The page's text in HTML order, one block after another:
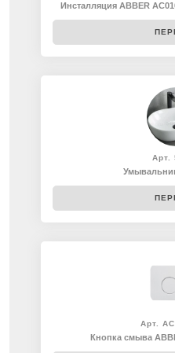
Инсталляция ABBER
Арт.
Арт.
Кнопка смыва